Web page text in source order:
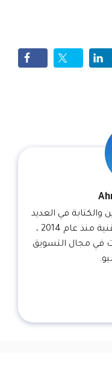
في العديد
من المجالات أشهرها مجال التقنية منذ عام 2014 ،
في مجال التسويق